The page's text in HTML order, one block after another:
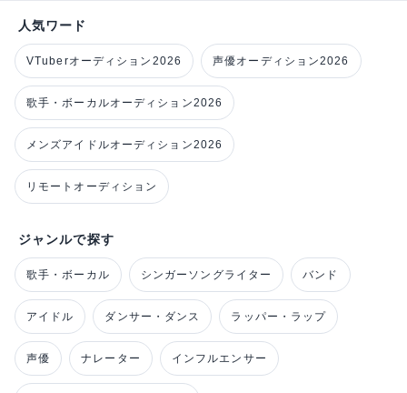
人気ワード
VTuberオーディション2026 声優オーディション2026
歌手・ボーカルオーディション2026
メンズアイドルオーディション2026
リモートオーディション
ジャンルで探す
歌手・ボーカル シンガーソングライター バンド
アイドル ダンサー・ダンス ラッパー・ラップ
声優 ナレーター インフルエンサー